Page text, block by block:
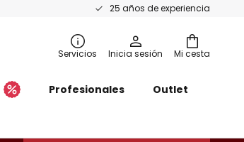
25 años de experiencia
Mi cesta
Servicios Inicia sesión
Profesionales Outlet